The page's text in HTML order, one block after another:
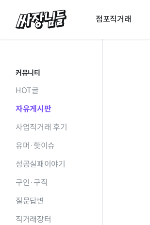
싸장님들 점포직거래
커뮤니티
HOT글
자유게시판
사업직거래 후기
유머·핫이슈
성공실패이야기
구인·구직
질문답변
직거래장터